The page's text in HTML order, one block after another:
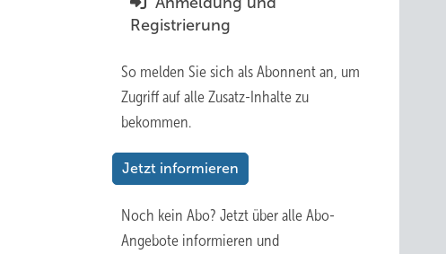
Registrierung
So melden Sie sich als Abonnent an, um
Zugriff auf alle Zusatz-Inhalte zu
bekommen.
Jetzt informieren
Noch kein Abo? Jetzt über alle Abo-
Angebote informieren und